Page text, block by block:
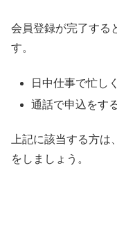
会員登録が完了する
す。
日中仕事で忙し
通話で申込をす
上記に該当する方
をしましょう。